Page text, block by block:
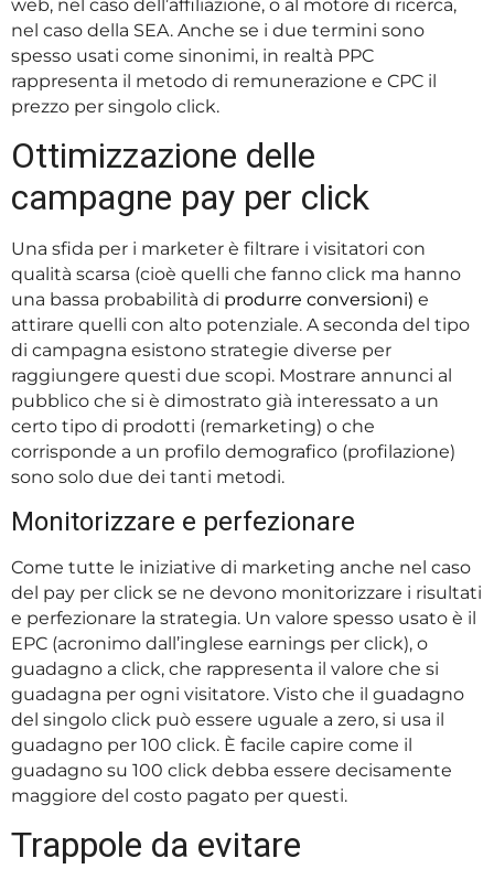
web, nel caso dell’affiliazione, o al motore di ricerca,
nel caso della SEA. Anche se i due termini sono
spesso usati come sinonimi, in realtà PPC
rappresenta il metodo di remunerazione e CPC il
prezzo per singolo click.
Ottimizzazione delle
campagne pay per click
Una sfida per i marketer è filtrare i visitatori con
qualità scarsa (cioè quelli che fanno click ma hanno
una bassa probabilità di produrre conversioni) e
attirare quelli con alto potenziale. A seconda del tipo
di campagna esistono strategie diverse per
raggiungere questi due scopi. Mostrare annunci al
pubblico che si è dimostrato già interessato a un
certo tipo di prodotti (remarketing) o che
corrisponde a un profilo demografico (profilazione)
sono solo due dei tanti metodi.
Monitorizzare e perfezionare
Come tutte le iniziative di marketing anche nel caso
del pay per click se ne devono monitorizzare i risultati
e perfezionare la strategia. Un valore spesso usato è il
EPC (acronimo dall’inglese earnings per click), o
guadagno a click, che rappresenta il valore che si
guadagna per ogni visitatore. Visto che il guadagno
del singolo click può essere uguale a zero, si usa il
guadagno per 100 click. È facile capire come il
guadagno su 100 click debba essere decisamente
maggiore del costo pagato per questi.
Trappole da evitare